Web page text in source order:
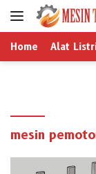
Langsung
Home Alat
mesin